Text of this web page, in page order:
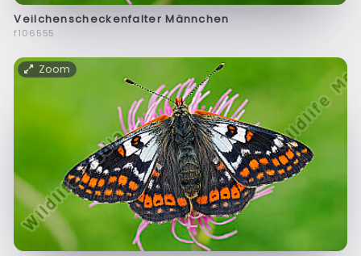
Veilchenscheckenfalter Männchen
f106555
Zoom